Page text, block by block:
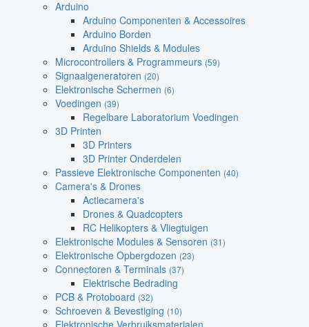
Arduino
Arduino Componenten & Accessoires
Arduino Borden
Arduino Shields & Modules
Microcontrollers & Programmeurs (59)
Signaalgeneratoren (20)
Elektronische Schermen (6)
Voedingen (39)
Regelbare Laboratorium Voedingen
3D Printen
3D Printers
3D Printer Onderdelen
Passieve Elektronische Componenten (40)
Camera's & Drones
Actiecamera's
Drones & Quadcopters
RC Helikopters & Vliegtuigen
Elektronische Modules & Sensoren (31)
Elektronische Opbergdozen (23)
Connectoren & Terminals (37)
Elektrische Bedrading
PCB & Protoboard (32)
Schroeven & Bevestiging (10)
Elektronische Verbruiksmaterialen